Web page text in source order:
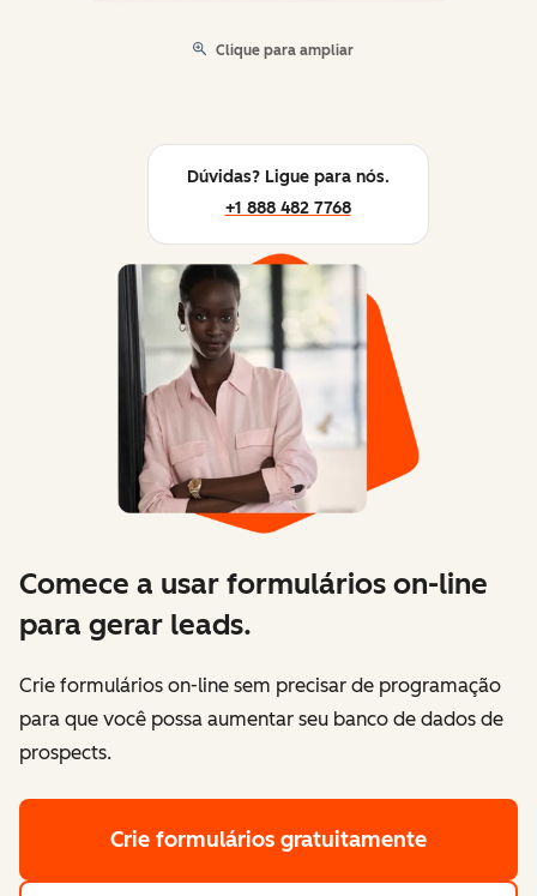
Clique para ampliar
Dúvidas? Ligue para nós.
+1 888 482 7768
Comece a usar formulários on-line
para gerar leads.
Crie formulários on-line sem precisar de programação
para que você possa aumentar seu banco de dados de
prospects.
Crie formulários gratuitamente